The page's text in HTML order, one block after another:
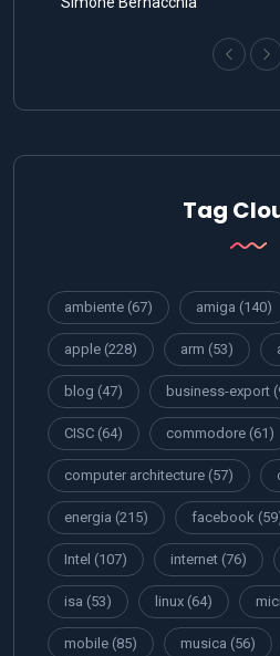
Tag
ambiente (67) amiga (140)
apple (228) arm (53)
blog (47) business-export
CISC (64) commodore (61)
computer architecture (57)
energia (215) facebook
Intel (107) internet (76)
isa (53) linux (64)
mobile (85) musica (56)